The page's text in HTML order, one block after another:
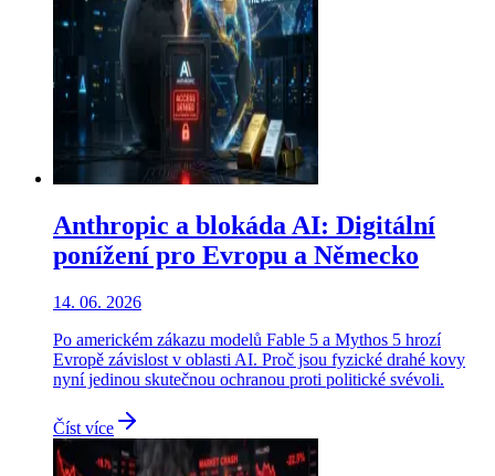
Anthropic a blokáda AI: Digitální
ponížení pro Evropu a Německo
14. 06. 2026
Po americkém zákazu modelů Fable 5 a Mythos 5 hrozí
Evropě závislost v oblasti AI. Proč jsou fyzické drahé kovy
nyní jedinou skutečnou ochranou proti politické svévoli.
Číst více